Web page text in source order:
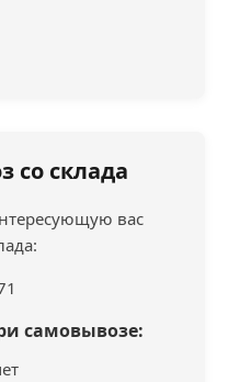
со склада
вас
самовывозе: